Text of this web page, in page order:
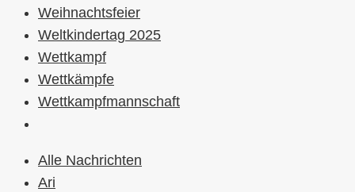
Weihnachtsfeier
Weltkindertag 2025
Wettkampf
Wettkämpfe
Wettkampfmannschaft
Alle Nachrichten
Ari